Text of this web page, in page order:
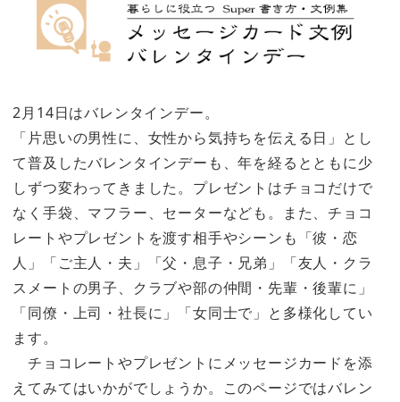
2月14日はバレンタインデー。
「片思いの男性に、女性から気持ちを伝える日」とし
て普及したバレンタインデーも、年を経るとともに少
しずつ変わってきました。プレゼントはチョコだけで
なく手袋、マフラー、セーターなども。また、チョコ
レートやプレゼントを渡す相手やシーンも「彼・恋
人」「ご主人・夫」「父・息子・兄弟」「友人・クラ
スメートの男子、クラブや部の仲間・先輩・後輩に」
「同僚・上司・社長に」「女同士で」と多様化してい
ます。
チョコレートやプレゼントにメッセージカードを添
えてみてはいかがでしょうか。このページではバレン